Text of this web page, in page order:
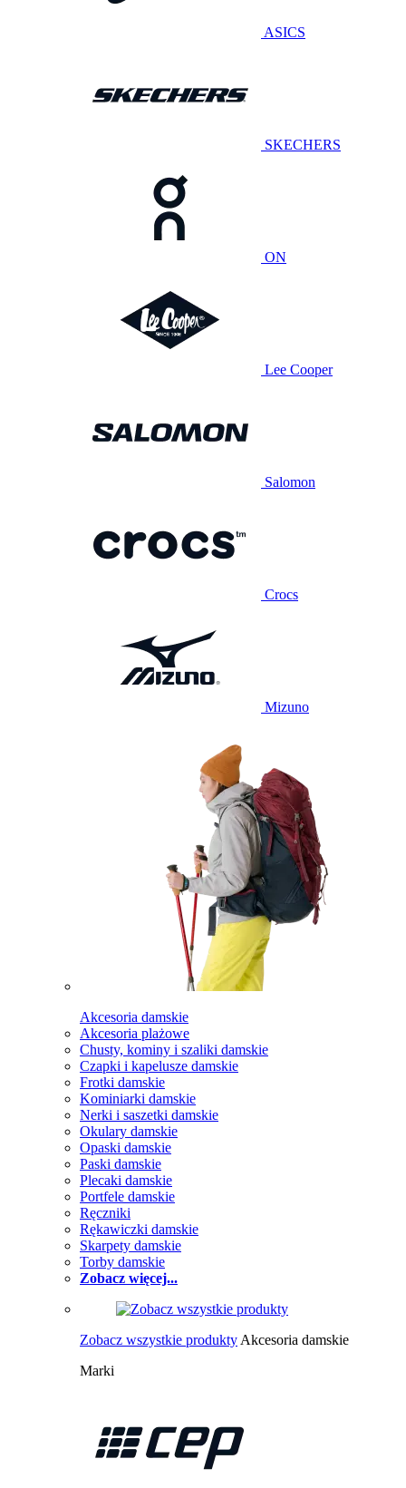
ASICS
SKECHERS
ON
Lee Cooper
Salomon
Crocs
Mizuno
Akcesoria damskie
Akcesoria plażowe
Chusty, kominy i szaliki damskie
Czapki i kapelusze damskie
Frotki damskie
Kominiarki damskie
Nerki i saszetki damskie
Okulary damskie
Opaski damskie
Paski damskie
Plecaki damskie
Portfele damskie
Ręczniki
Rękawiczki damskie
Skarpety damskie
Torby damskie
Zobacz więcej...
Zobacz wszystkie produkty Akcesoria damskie
Marki